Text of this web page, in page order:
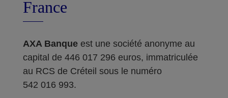
France
AXA Banque est une société anonyme au
capital de 446 017 296 euros, immatriculée
au RCS de Créteil sous le numéro
542 016 993.